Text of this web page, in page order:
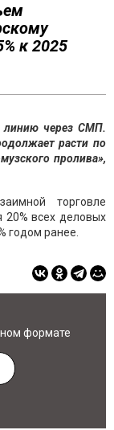
к 2025
линию через СМП.
расти по
пролива»,
торговле
20% всех деловых
годом ранее.
формате